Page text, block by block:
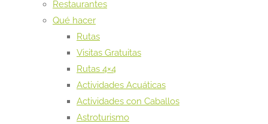
Restaurantes
Qué hacer
Rutas
Visitas Gratuitas
Rutas 4×4
Actividades Acuáticas
Actividades con Caballos
Astroturismo